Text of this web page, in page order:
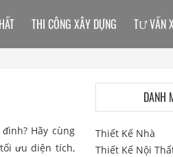
Hãy cùng
ưu diện tích,
THI CÔNG XÂY DỰNG TƯ VẤN
DANH
Thiết Kế Nhà
Thiết Kế Nội